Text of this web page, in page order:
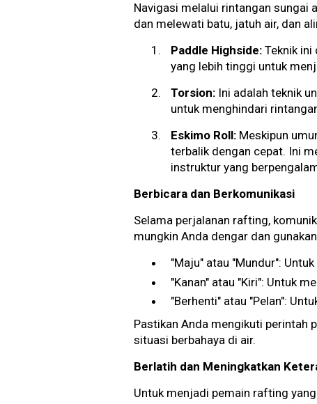
Navigasi melalui rintangan sungai
dan melewati batu, jatuh air, dan
Paddle Highside:Teknik ini
yang lebih tinggi untuk
Torsion:Ini adalah teknik
untuk menghindari
Eskimo Roll:Meskipun
terbalik dengan cepat. Ini
instruktur yang
Berbicara dan Berkomunikasi
Selama perjalanan rafting,
mungkin Anda dengar dan
"Maju" atau "Mundur":
"Kanan" atau "Kiri": Untuk
"Berhenti" atau "Pelan":
Pastikan Anda mengikuti perintah
situasi berbahaya di air.
Berlatih dan Meningkatkan
Untuk menjadi pemain rafting